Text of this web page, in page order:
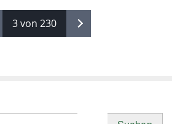
3 von 230